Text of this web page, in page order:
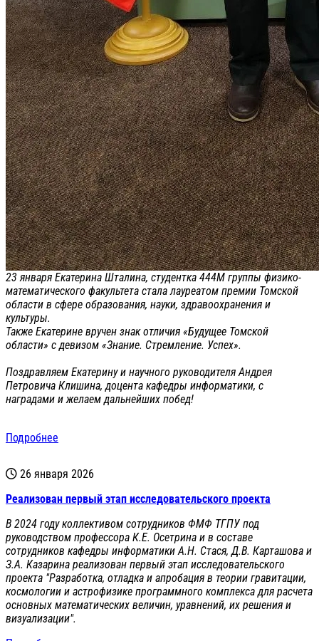
23 января Екатерина Шталина, студентка 444М группы физико-
математического факультета стала лауреатом премии Томской
области в сфере образования, науки, здравоохранения и
культуры.
Также Екатерине вручен знак отличия «Будущее Томской
области» с девизом «Знание. Стремление. Успех».
Поздравляем Екатерину и научного руководителя Андрея
Петровича Клишина, доцента кафедры информатики, с
наградами и желаем дальнейших побед!
Подробнее
26 января 2026
Реализован первый этап исследовательского проекта
В 2024 году коллективом сотрудников ФМФ ТГПУ под
руководством профессора К.Е. Осетрина и в составе
сотрудников кафедры информатики А.Н. Стася, Д.В. Карташова и
З.А. Казарина реализован первый этап исследовательского
проекта "Разработка, отладка и апробация в теории гравитации,
космологии и астрофизике программного комплекса для расчета
основных математических величин, уравнений, их решения и
визуализации".